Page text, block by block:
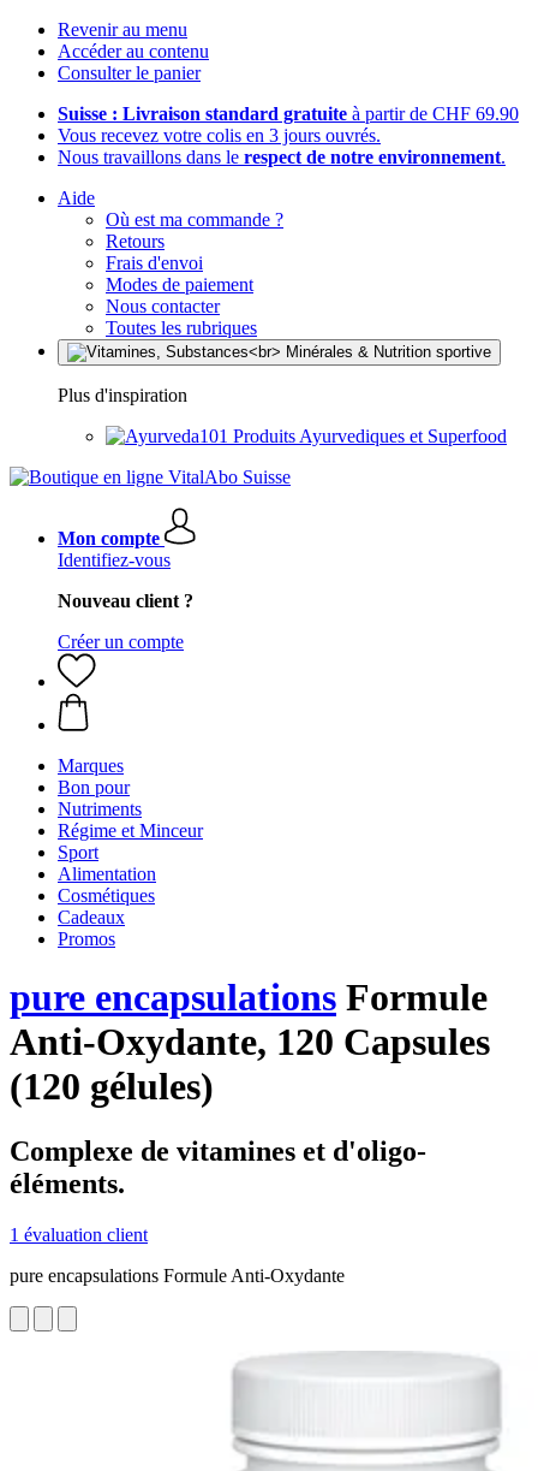
Revenir au menu
Accéder au contenu
Consulter le panier
Suisse : Livraison standard gratuite à partir de CHF 69.90
Vous recevez votre colis en 3 jours ouvrés.
Nous travaillons dans le respect de notre environnement.
Aide
Où est ma commande ?
Retours
Frais d'envoi
Modes de paiement
Nous contacter
Toutes les rubriques
Plus d'inspiration
Produits Ayurvediques et Superfood
Mon compte
Identifiez-vous
Nouveau client ?
Créer un compte
Marques
Bon pour
Nutriments
Régime et Minceur
Sport
Alimentation
Cosmétiques
Cadeaux
Promos
pure encapsulations Formule
Anti-Oxydante, 120 Capsules
(120 gélules)
Complexe de vitamines et d'oligo-
éléments.
1 évaluation client
pure encapsulations Formule Anti-Oxydante